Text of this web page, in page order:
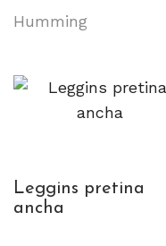
Humming
Leggins pretina
ancha